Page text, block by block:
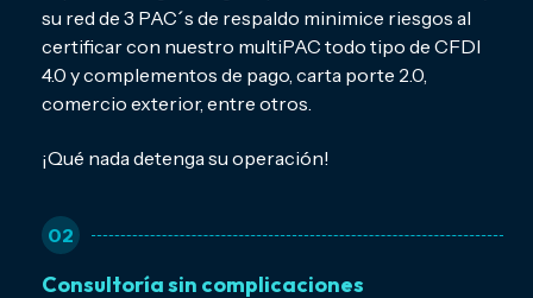
su red de 3 PAC´s de respaldo minimice riesgos al
certificar con nuestro multiPAC todo tipo de CFDI
4.0 y complementos de pago, carta porte 2.0,
comercio exterior, entre otros.
¡Qué nada detenga su operación!
02
Consultoría sin complicaciones